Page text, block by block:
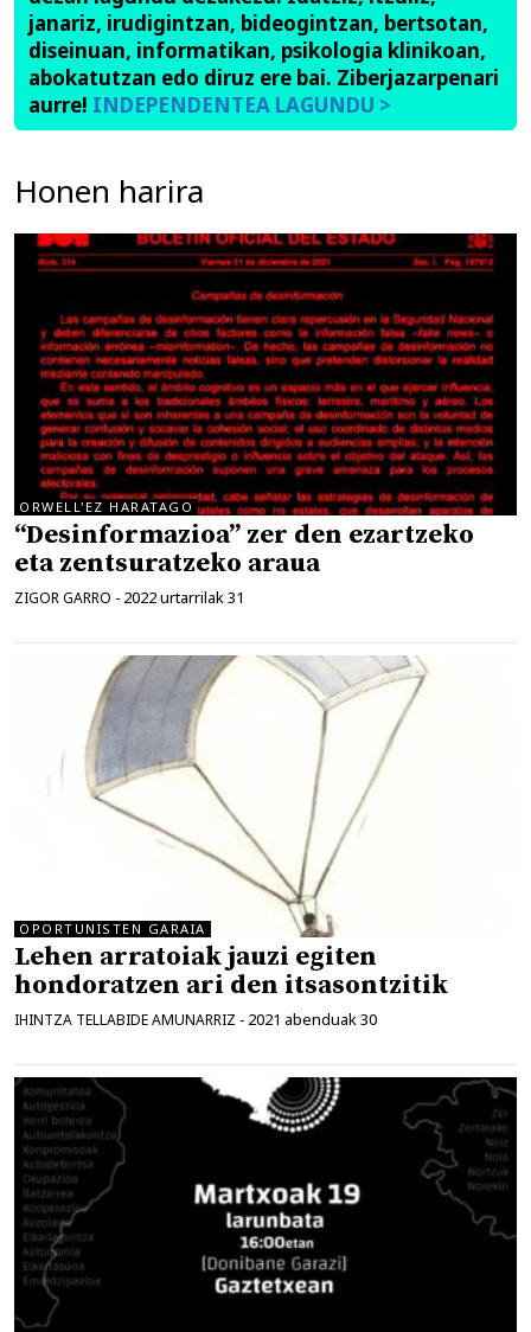
janariz, irudigintzan, bideogintzan, bertsotan,
diseinuan, informatikan, psikologia klinikoan,
abokatutzan edo diruz ere bai. Ziberjazarpenari
aurre! INDEPENDENTEA LAGUNDU >
Honen harira
ORWELL'EZ HARATAGO
“Desinformazioa” zer den ezartzeko
eta zentsuratzeko araua
ZIGOR GARRO - 2022 urtarrilak 31
OPORTUNISTEN GARAIA
Lehen arratoiak jauzi egiten
hondoratzen ari den itsasontzitik
IHINTZA TELLABIDE AMUNARRIZ - 2021 abenduak 30